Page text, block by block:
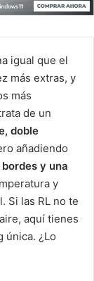
igual que el
más extras, y
más
de un
doble
añadiendo
y una
y
Si las RL no te
aquí tienes
única. ¿Lo